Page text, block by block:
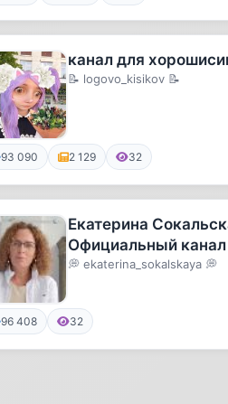
канал для
📝 logovo_kisikov 📝
93 090 2 129 32
Екатерина
Официальный канал
💭 ekaterina_sokalskaya 💭
96 408 32